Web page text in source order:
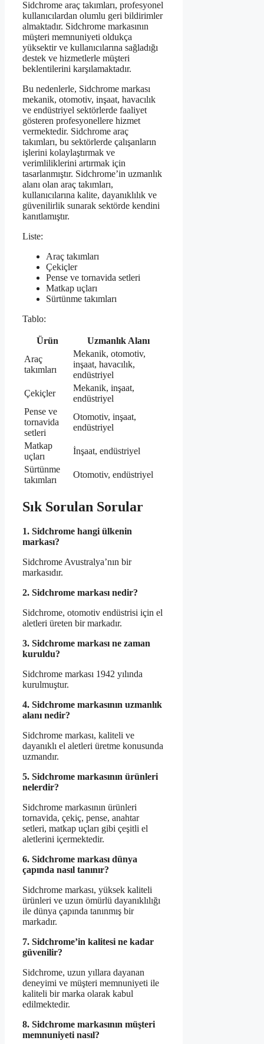
Sidchrome araç takımları, profesyonel
kullanıcılardan olumlu geri bildirimler
almaktadır. Sidchrome markasının
müşteri memnuniyeti oldukça
yüksektir ve kullanıcılarına sağladığı
destek ve hizmetlerle müşteri
beklentilerini karşılamaktadır.
Bu nedenlerle, Sidchrome markası
mekanik, otomotiv, inşaat, havacılık
ve endüstriyel sektörlerde faaliyet
gösteren profesyonellere hizmet
vermektedir. Sidchrome araç
takımları, bu sektörlerde çalışanların
işlerini kolaylaştırmak ve
verimliliklerini artırmak için
tasarlanmıştır. Sidchrome’in uzmanlık
alanı olan araç takımları,
kullanıcılarına kalite, dayanıklılık ve
güvenilirlik sunarak sektörde kendini
kanıtlamıştır.
Liste:
Araç takımları
Çekiçler
Pense ve tornavida setleri
Matkap uçları
Sürtünme takımları
Tablo:
Ürün
Uzmanlık Alanı
Araç
takımları
Mekanik, otomotiv,
inşaat, havacılık,
endüstriyel
Çekiçler
Mekanik, inşaat,
endüstriyel
Pense ve
tornavida
setleri
Otomotiv, inşaat,
endüstriyel
Matkap
uçları
İnşaat, endüstriyel
Sürtünme
takımları
Otomotiv, endüstriyel
Sık Sorulan Sorular
1. Sidchrome hangi ülkenin
markası?
Sidchrome Avustralya’nın bir
markasıdır.
2. Sidchrome markası nedir?
Sidchrome, otomotiv endüstrisi için el
aletleri üreten bir markadır.
3. Sidchrome markası ne zaman
kuruldu?
Sidchrome markası 1942 yılında
kurulmuştur.
4. Sidchrome markasının uzmanlık
alanı nedir?
Sidchrome markası, kaliteli ve
dayanıklı el aletleri üretme konusunda
uzmandır.
5. Sidchrome markasının ürünleri
nelerdir?
Sidchrome markasının ürünleri
tornavida, çekiç, pense, anahtar
setleri, matkap uçları gibi çeşitli el
aletlerini içermektedir.
6. Sidchrome markası dünya
çapında nasıl tanınır?
Sidchrome markası, yüksek kaliteli
ürünleri ve uzun ömürlü dayanıklılığı
ile dünya çapında tanınmış bir
markadır.
7. Sidchrome’in kalitesi ne kadar
güvenilir?
Sidchrome, uzun yıllara dayanan
deneyimi ve müşteri memnuniyeti ile
kaliteli bir marka olarak kabul
edilmektedir.
8. Sidchrome markasının müşteri
memnuniyeti nasıl?